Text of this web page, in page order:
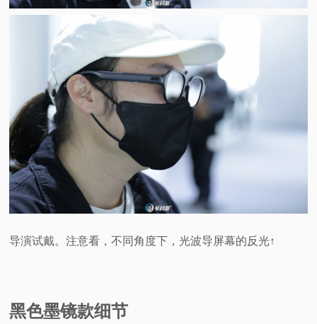
导演试戴。注意看，不同角度下，光波导屏幕的反光↑
黑色墨镜款细节